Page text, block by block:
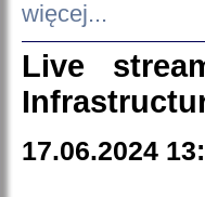
więcej...
Live
17.06.2024